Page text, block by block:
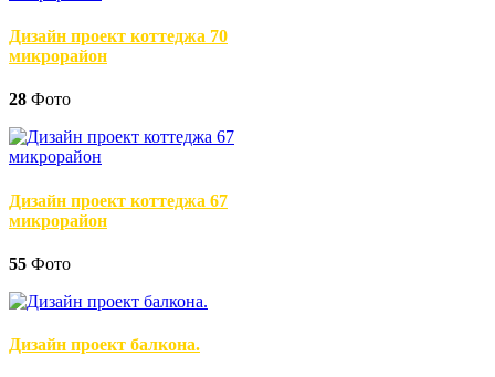
Дизайн проект коттеджа 70
микрорайон
28 Фото
Дизайн проект коттеджа 67
микрорайон
55 Фото
Дизайн проект балкона.